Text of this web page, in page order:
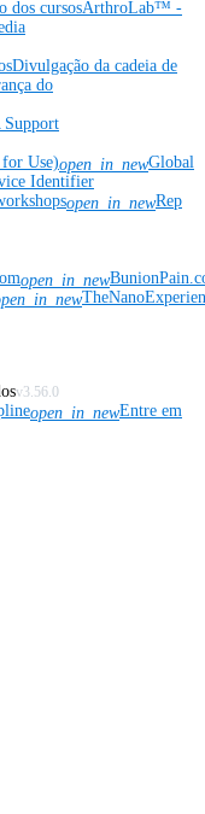
dos cursosArthroLab™ -
Divulgação da cadeia de
do
Support
Use)open_in_newGlobal
Identifier
open_in_newRep
open_in_new
v3.56.0
open_in_newEntre em